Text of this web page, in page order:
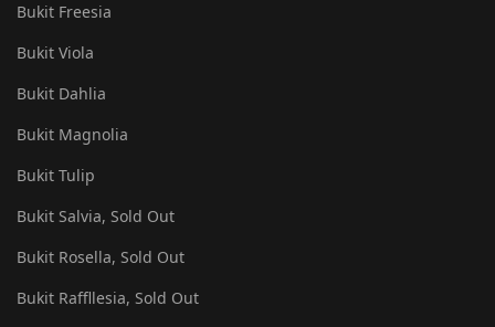
Bukit Freesia
Bukit Viola
Bukit Dahlia
Bukit Magnolia
Bukit Tulip
Bukit Salvia, Sold Out
Bukit Rosella, Sold Out
Bukit Raffllesia, Sold Out